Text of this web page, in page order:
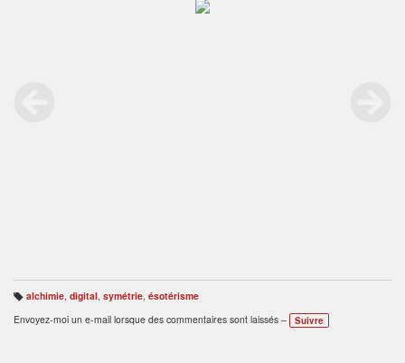
B
ali
s
alchimie, digital, symétrie, ésotérisme
Envoyez-moi un e-mail lorsque des commentaires sont laissés –
Suivre